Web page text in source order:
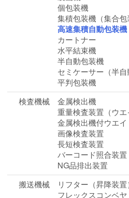
個包装機
集積包装機（集合包
高速集積自動包装機
カートナー
水平結束機
半自動包装機
セミケーサー（半自
平判包装機
検査機械
金属検出機
重量検査装置（ウエ
金属検出機付ウエ
画像検査装置
長短検査装置
バーコード照合装置
NG品排出装置
搬送機械
リフター（昇降装置
フレックスコンベヤ